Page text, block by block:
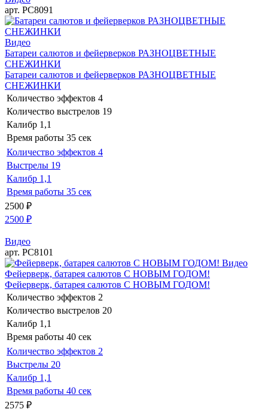
арт. РС8091
Видео
Батареи салютов и фейерверков РАЗНОЦВЕТНЫЕ
СНЕЖИНКИ
Батареи салютов и фейерверков РАЗНОЦВЕТНЫЕ
СНЕЖИНКИ
Количество эффектов 4
Количество выстрелов 19
Калибр 1,1
Время работы 35 сек
Количество эффектов 4
Выстрелы 19
Калибр 1,1
Время работы 35 сек
2500 ₽
2500 ₽
Видео
арт. РС8101
Видео
Фейерверк, батарея салютов С НОВЫМ ГОДОМ!
Фейерверк, батарея салютов С НОВЫМ ГОДОМ!
Количество эффектов 2
Количество выстрелов 20
Калибр 1,1
Время работы 40 сек
Количество эффектов 2
Выстрелы 20
Калибр 1,1
Время работы 40 сек
2575 ₽